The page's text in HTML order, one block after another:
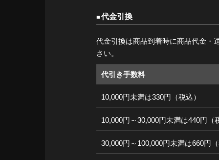
代金引換
代金引換は商品到着時に商品代金・
さい。
代引き手数料
10,000円未満は330円（税込）
10,000円～30,000円未満は440円（
30,000円～100,000円未満は660円